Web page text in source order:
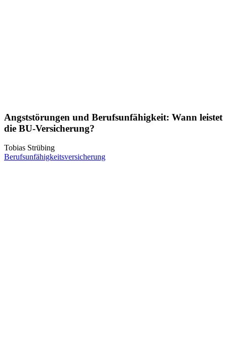
Angststörungen und Berufsunfähigkeit: Wann leistet
die BU-Versicherung?
Tobias Strübing
Berufsunfähigkeitsversicherung